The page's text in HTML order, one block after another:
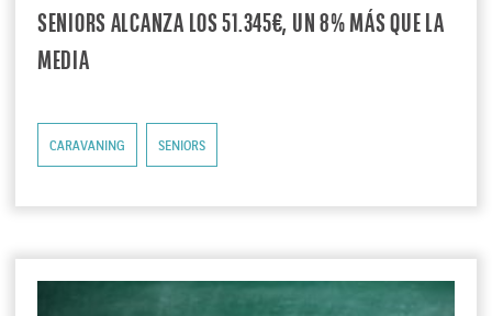
SENIORS ALCANZA LOS 51.345€, UN 8% MÁS QUE LA
MEDIA
CARAVANING SENIORS